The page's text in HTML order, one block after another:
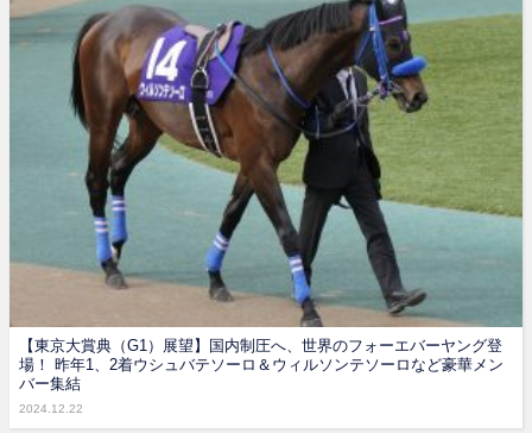
【東京大賞典（G1）展望】国内制圧へ、世界のフォーエバーヤング登
場！ 昨年1、2着ウシュバテソーロ＆ウィルソンテソーロなど豪華メン
バー集結
2024.12.22